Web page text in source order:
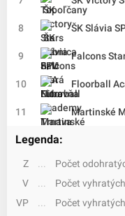
8 ŠK Slávia
9 Falcons
10 Floorball
11 Martinské
Legenda:
Z
Počet
V
Počet
VP
Počet